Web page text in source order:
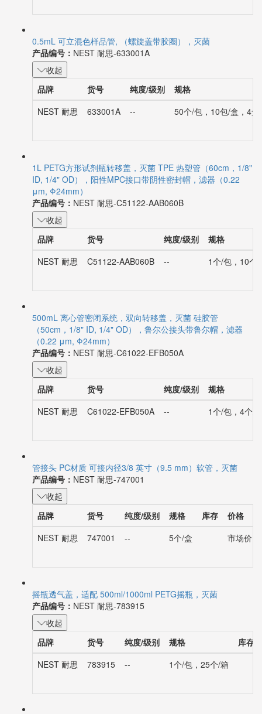
0.5mL 可立混色样品管, （螺旋盖带胶圈），灭菌
产品编号： NEST 耐思-633001A
收起
品牌
货号 纯度/级别
规格
NEST 耐思
633001A -- 50个/包，10包/盒，4盒
1L PETG方形试剂瓶转移盖，灭菌 TPE 热塑管（60cm，1/8"
ID, 1/4" OD），阳性MPC接口带阴性密封帽，滤器（0.22
μm, Φ24mm）
产品编号： NEST 耐思-C51122-AAB060B
收起
品牌
货号 纯度/级别
规格
NEST 耐思
C51122-AAB060B -- 1个/包，10个/
500mL 离心管密闭系统，双向转移盖，灭菌 硅胶管
（50cm，1/8" ID, 1/4" OD），鲁尔公接头带鲁尔帽，滤器
（0.22 μm, Φ24mm）
产品编号： NEST 耐思-C61022-EFB050A
收起
品牌
货号 纯度/级别
规格
NEST 耐思
C61022-EFB050A -- 1个/包，4个/
管接头 PC材质 可接内径3/8 英寸（9.5 mm）软管，灭菌
产品编号： NEST 耐思-747001
收起
品牌
货号 纯度/级别 规格 库存
价格
NEST 耐思
747001 -- 5个/盒 市场价
摇瓶透气盖，适配 500ml/1000ml PETG摇瓶，灭菌
产品编号： NEST 耐思-783915
收起
品牌
货号 纯度/级别 规格
库存
NEST 耐思
783915 -- 1个/包，25个/箱